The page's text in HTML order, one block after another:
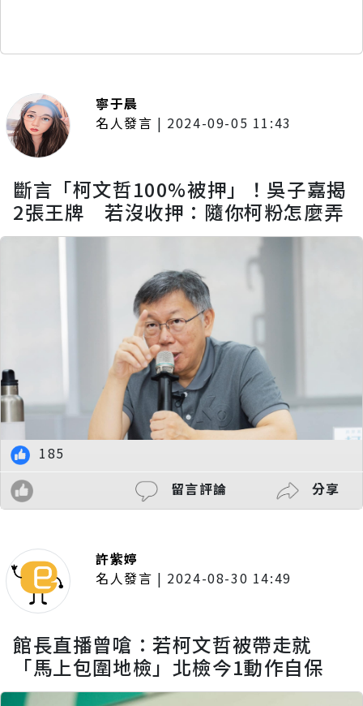
寧于晨
名人發言 | 2024-09-05 11:43
斷言「柯文哲100%被押」！吳子嘉揭
2張王牌 若沒收押：隨你柯粉怎麼弄
185
留言評論
分享
許紫婷
名人發言 | 2024-08-30 14:49
館長直播曾嗆：若柯文哲被帶走就
「馬上包圍地檢」北檢今1動作自保